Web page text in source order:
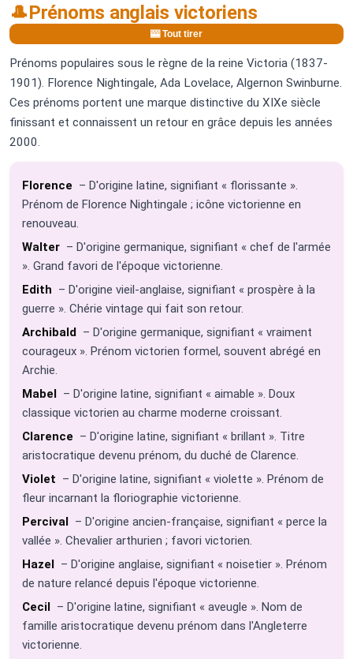
🎩Prénoms anglais victoriens
🎰 Tout tirer
Prénoms populaires sous le règne de la reine Victoria (1837-
1901). Florence Nightingale, Ada Lovelace, Algernon Swinburne.
Ces prénoms portent une marque distinctive du XIXe siècle
finissant et connaissent un retour en grâce depuis les années
2000.
Florence – D'origine latine, signifiant « florissante ».
Prénom de Florence Nightingale ; icône victorienne en
renouveau.
Walter – D'origine germanique, signifiant « chef de l'armée
». Grand favori de l'époque victorienne.
Edith – D'origine vieil-anglaise, signifiant « prospère à la
guerre ». Chérie vintage qui fait son retour.
Archibald – D'origine germanique, signifiant « vraiment
courageux ». Prénom victorien formel, souvent abrégé en
Archie.
Mabel – D'origine latine, signifiant « aimable ». Doux
classique victorien au charme moderne croissant.
Clarence – D'origine latine, signifiant « brillant ». Titre
aristocratique devenu prénom, du duché de Clarence.
Violet – D'origine latine, signifiant « violette ». Prénom de
fleur incarnant la floriographie victorienne.
Percival – D'origine ancien-française, signifiant « perce la
vallée ». Chevalier arthurien ; favori victorien.
Hazel – D'origine anglaise, signifiant « noisetier ». Prénom
de nature relancé depuis l'époque victorienne.
Cecil – D'origine latine, signifiant « aveugle ». Nom de
famille aristocratique devenu prénom dans l'Angleterre
victorienne.